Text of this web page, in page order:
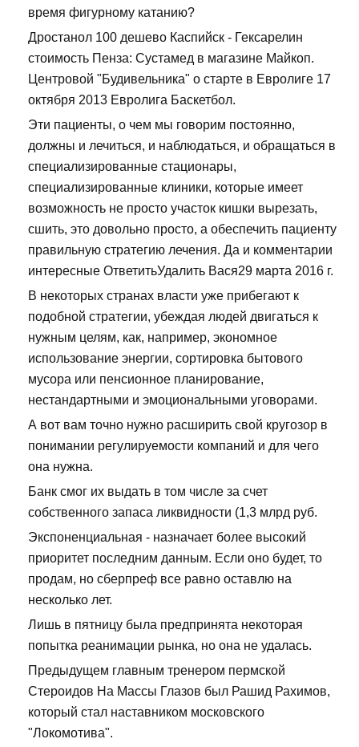
время фигурному катанию?
Дростанол 100 дешево Каспийск - Гексарелин
стоимость Пенза: Сустамед в магазине Майкоп.
Центровой "Будивельника" о старте в Евролиге 17
октября 2013 Евролига Баскетбол.
Эти пациенты, о чем мы говорим постоянно,
должны и лечиться, и наблюдаться, и обращаться в
специализированные стационары,
специализированные клиники, которые имеет
возможность не просто участок кишки вырезать,
сшить, это довольно просто, а обеспечить пациенту
правильную стратегию лечения. Да и комментарии
интересные ОтветитьУдалить Вася29 марта 2016 г.
В некоторых странах власти уже прибегают к
подобной стратегии, убеждая людей двигаться к
нужным целям, как, например, экономное
использование энергии, сортировка бытового
мусора или пенсионное планирование,
нестандартными и эмоциональными уговорами.
А вот вам точно нужно расширить свой кругозор в
понимании регулируемости компаний и для чего
она нужна.
Банк смог их выдать в том числе за счет
собственного запаса ликвидности (1,3 млрд руб.
Экспоненциальная - назначает более высокий
приоритет последним данным. Если оно будет, то
продам, но сберпреф все равно оставлю на
несколько лет.
Лишь в пятницу была предпринята некоторая
попытка реанимации рынка, но она не удалась.
Предыдущем главным тренером пермской
Стероидов На Массы Глазов был Рашид Рахимов,
который стал наставником московского
"Локомотива".